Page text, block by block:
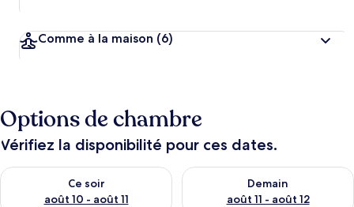
x
n
o
Comme à la maison (6)
Options de chambre
Vérifiez la disponibilité pour ces dates.
Ce soir
août 10 - août 11
Vérifier la disponibilité pour ce soir août 10 - août 11
Demain
août 11 - août 12
Vérifier la disponibilité pour